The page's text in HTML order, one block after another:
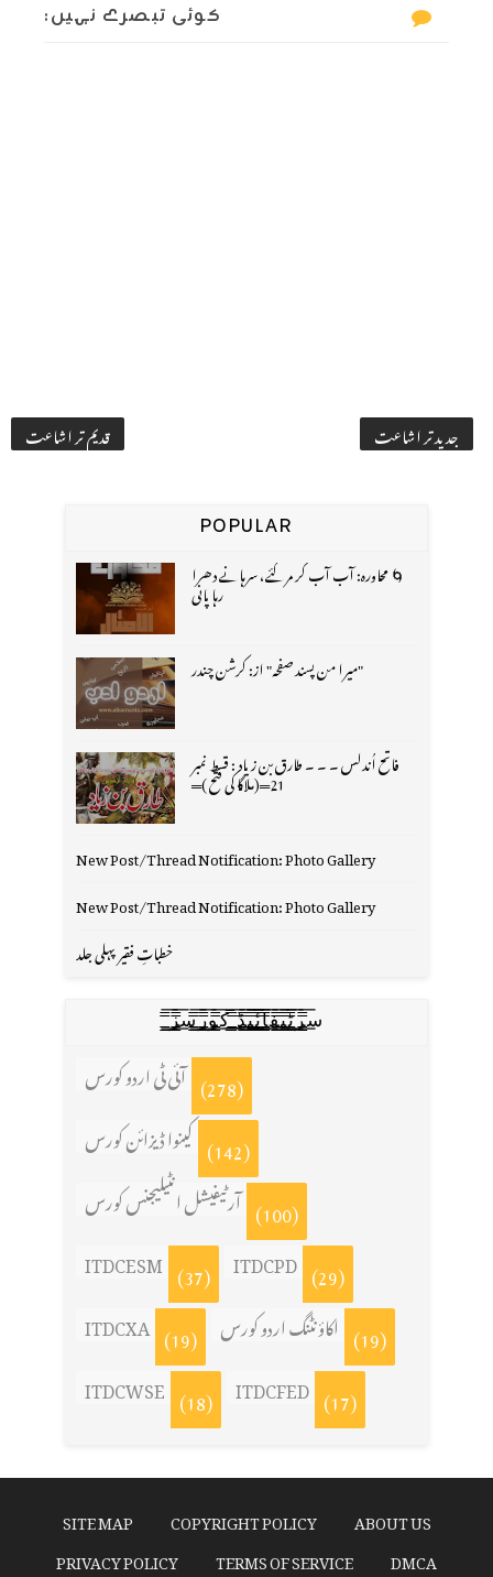
کوئی تبصرے نہیں:
جدید تر اشاعت قدیم تر اشاعت
POPULAR
🌀 محاورہ: آب آب کر مر گئے، سرہانے دھرا
رہا پانی
"میرا من پسند صفحہ" از: کرشن چندر
فاتح اُندلس ۔ ۔ ۔ طارق بن زیاد : قسط نمبر
21═(ملاگا کی فتح )═
New Post/Thread Notification: Photo Gallery
New Post/Thread Notification: Photo Gallery
خطباتِ فقیر پہلی جلد
س̳̿͟͞ر̳̿͟͞ٹ̳̿͟͞ی̳̿͟͞ف̳̿͟͞ا̳̿͟͞ي̳̳̿ٔ̿͟͟͞͞ی̳̿͟͞ڈ̳̿͟͞ ̳̿͟͞ک̳̿͟͞و̳̿͟͞ر̳̿͟͞س̳̿͟͞ز̳̿͟͞
آئی ٹی اردو کورس (278)
کینوا ڈیزائن کورس (142)
آرٹیفیشل انٹیلیجنس کورس (100)
ITDCESM (37) ITDCPD (29)
ITDCXA (19) اکاؤنٹنگ اردو کورس (19)
ITDCWSE (18) ITDCFED (17)
ABOUT US
COPYRIGHT POLICY
SITE MAP
DMCA
TERMS OF SERVICE
PRIVACY POLICY